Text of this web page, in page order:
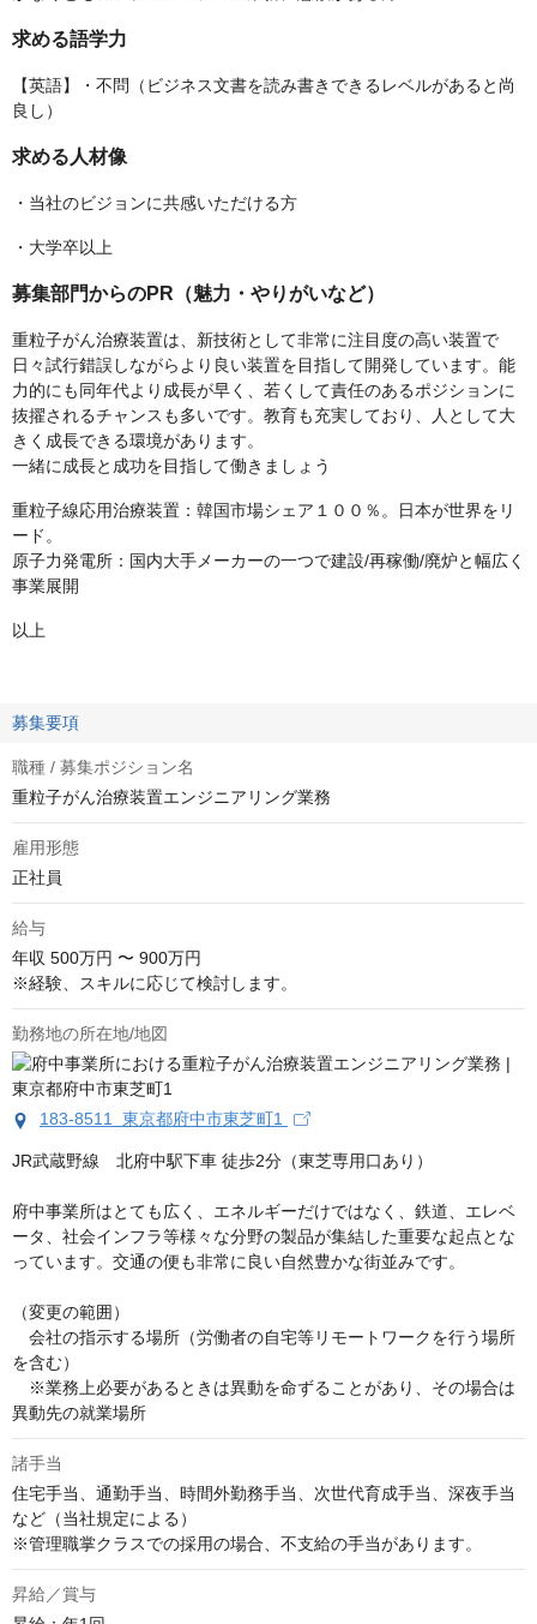
求める語学力
【英語】・不問（ビジネス文書を読み書きできるレベルがあると尚
良し）
求める人材像
・当社のビジョンに共感いただける方
・大学卒以上
募集部門からのPR（魅力・やりがいなど）
重粒子がん治療装置は、新技術として非常に注目度の高い装置で
日々試行錯誤しながらより良い装置を目指して開発しています。能
力的にも同年代より成長が早く、若くして責任のあるポジションに
抜擢されるチャンスも多いです。教育も充実しており、人として大
きく成長できる環境があります。
一緒に成長と成功を目指して働きましょう
重粒子線応用治療装置：韓国市場シェア１００％。日本が世界をリ
ード。
原子力発電所：国内大手メーカーの一つで建設/再稼働/廃炉と幅広く
事業展開
以上
募集要項
職種 / 募集ポジション名
重粒子がん治療装置エンジニアリング業務
雇用形態
正社員
給与
年収 500万円 〜 900万円
※経験、スキルに応じて検討します。
勤務地の所在地/地図
183-8511 東京都府中市東芝町1
JR武蔵野線　北府中駅下⾞ 徒歩2分（東芝専⽤⼝あり）
府中事業所はとても広く、エネルギーだけではなく、鉄道、エレベ
ータ、社会インフラ等様々な分野の製品が集結した重要な起点とな
っています。交通の便も非常に良い自然豊かな街並みです。
（変更の範囲）
会社の指示する場所（労働者の自宅等リモートワークを行う場所
を含む）
※業務上必要があるときは異動を命ずることがあり、その場合は
異動先の就業場所
諸手当
住宅手当、通勤手当、時間外勤務手当、次世代育成手当、深夜手当
など（当社規定による）
※管理職掌クラスでの採用の場合、不支給の手当があります。
昇給／賞与